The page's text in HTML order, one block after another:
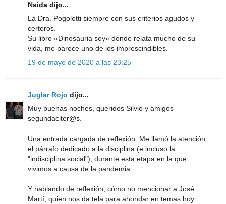
Naida dijo...
La Dra. Pogolotti siempre con sus criterios agudos y
certeros.
Su libro «Dinosauria soy» donde relata mucho de su
vida, me parece uno de los imprescindibles.
19 de mayo de 2020 a las 23:25
Juglar Rojo dijo...
Muy buenas noches, queridos Silvio y amigos
segundaciter@s.
Una entrada cargada de reflexión. Me llamó la atención
el párrafo dedicado a la disciplina (e incluso la
"indisciplina social"), durante esta etapa en la que
vivimos a causa de la pandemia.
Y hablando de reflexión, cómo no mencionar a José
Martí, quien nos da tela para ahondar en temas hoy